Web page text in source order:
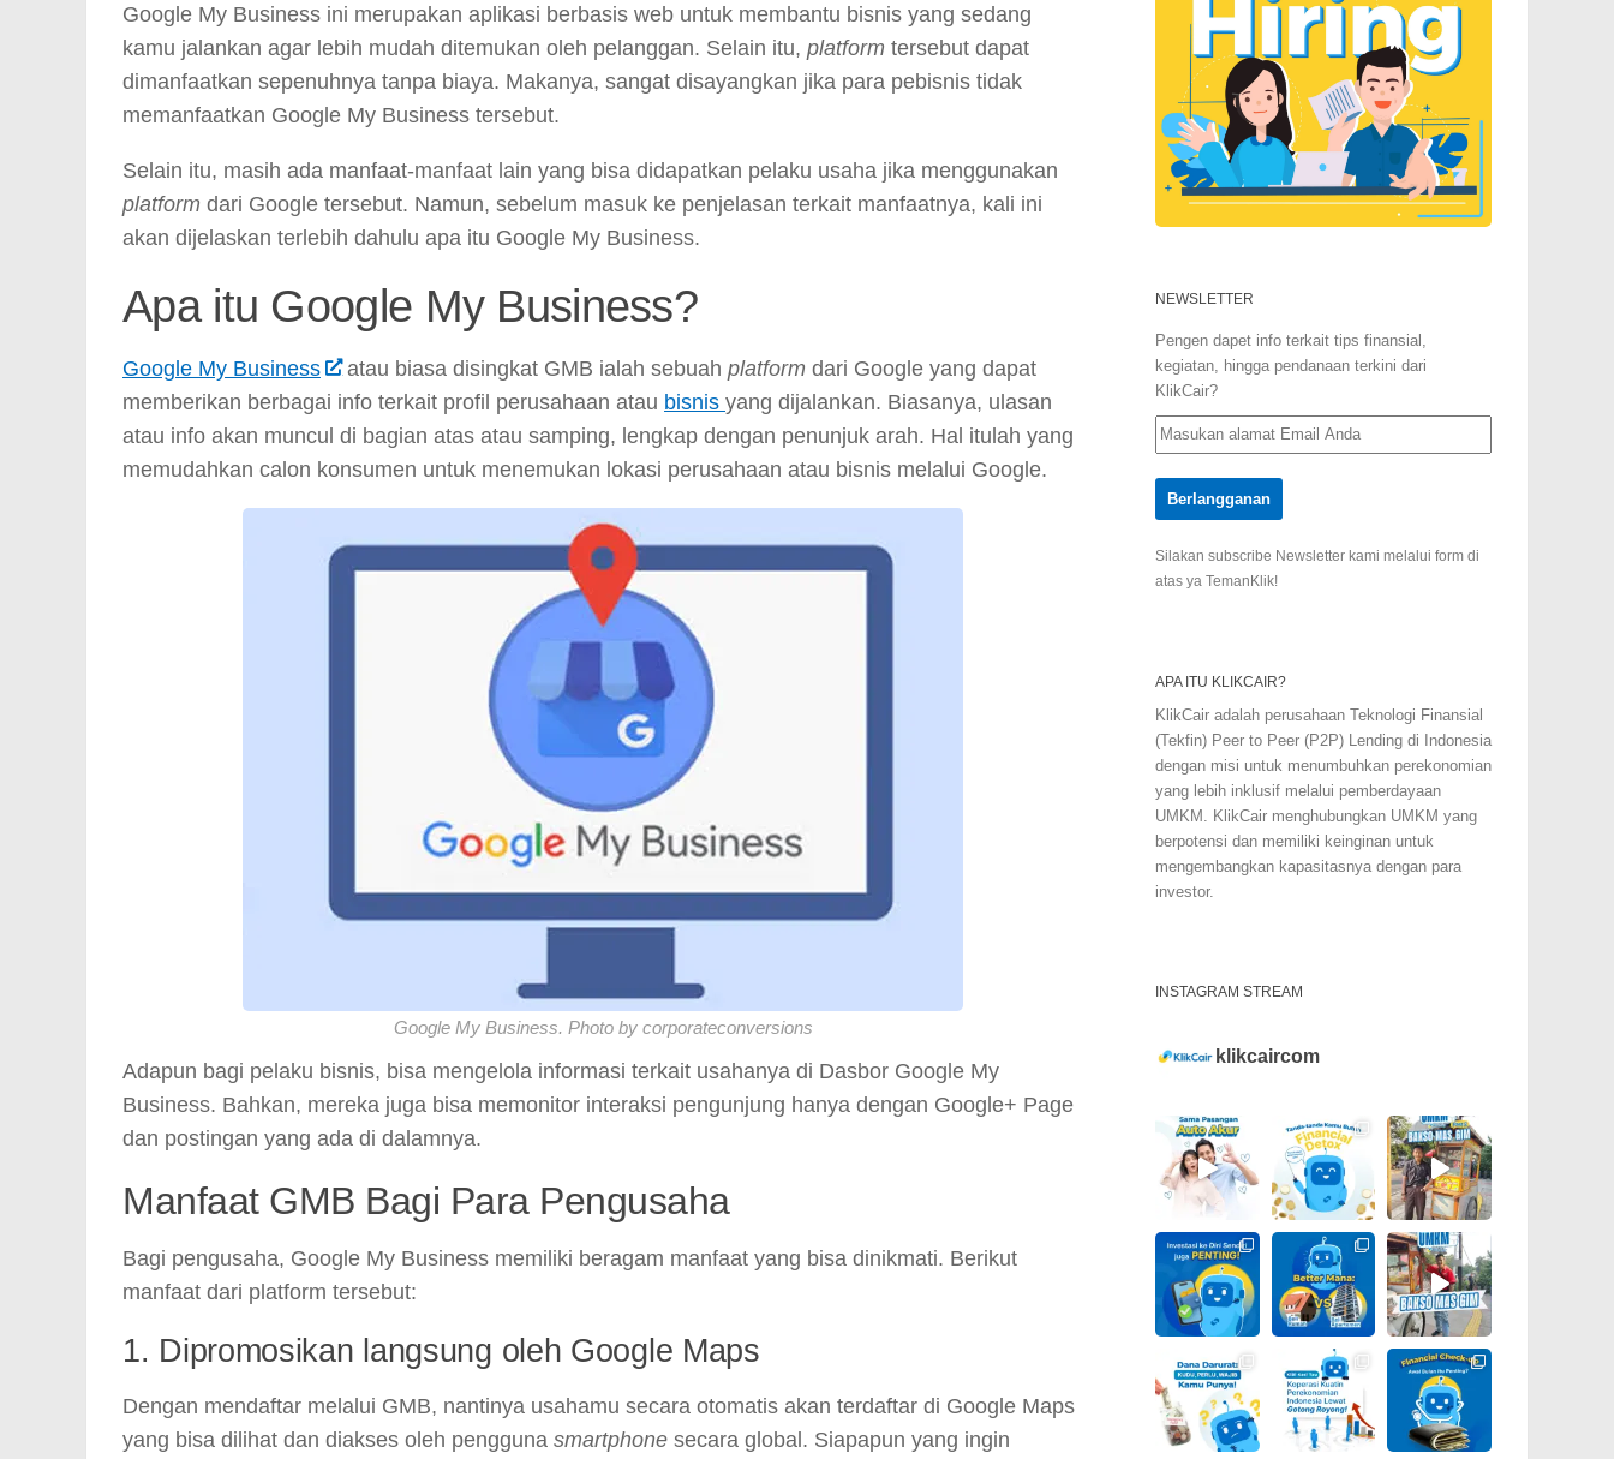
Google My Business ini merupakan aplikasi berbasis web untuk membantu bisnis yang sedang
kamu jalankan agar lebih mudah ditemukan oleh pelanggan. Selain itu, platform tersebut dapat
dimanfaatkan sepenuhnya tanpa biaya. Makanya, sangat disayangkan jika para pebisnis tidak
memanfaatkan Google My Business tersebut.
Selain itu, masih ada manfaat-manfaat lain yang bisa didapatkan pelaku usaha jika menggunakan
platform dari Google tersebut. Namun, sebelum masuk ke penjelasan terkait manfaatnya, kali ini
akan dijelaskan terlebih dahulu apa itu Google My Business.
Apa itu Google My Business?
Google My Business atau biasa disingkat GMB ialah sebuah platform dari Google yang dapat
memberikan berbagai info terkait profil perusahaan atau bisnis yang dijalankan. Biasanya, ulasan
atau info akan muncul di bagian atas atau samping, lengkap dengan penunjuk arah. Hal itulah yang
memudahkan calon konsumen untuk menemukan lokasi perusahaan atau bisnis melalui Google.
Google My Business. Photo by corporateconversions
Adapun bagi pelaku bisnis, bisa mengelola informasi terkait usahanya di Dasbor Google My
Business. Bahkan, mereka juga bisa memonitor interaksi pengunjung hanya dengan Google+ Page
dan postingan yang ada di dalamnya.
Manfaat GMB Bagi Para Pengusaha
Bagi pengusaha, Google My Business memiliki beragam manfaat yang bisa dinikmati. Berikut
manfaat dari platform tersebut:
1. Dipromosikan langsung oleh Google Maps
Dengan mendaftar melalui GMB, nantinya usahamu secara otomatis akan terdaftar di Google Maps
yang bisa dilihat dan diakses oleh pengguna smartphone secara global. Siapapun yang ingin
NEWSLETTER
Pengen dapet info terkait tips finansial,
kegiatan, hingga pendanaan terkini dari
KlikCair?
Silakan subscribe Newsletter kami melalui form di
atas ya TemanKlik!
APA ITU KLIKCAIR?
KlikCair adalah perusahaan Teknologi Finansial
(Tekfin) Peer to Peer (P2P) Lending di Indonesia
dengan misi untuk menumbuhkan perekonomian
yang lebih inklusif melalui pemberdayaan
UMKM. KlikCair menghubungkan UMKM yang
berpotensi dan memiliki keinginan untuk
mengembangkan kapasitasnya dengan para
investor.
INSTAGRAM STREAM
klikcaircom